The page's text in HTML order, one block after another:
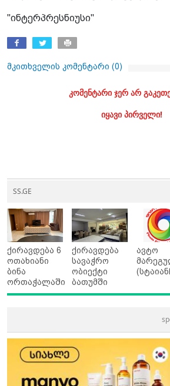
"ინტერპრესნიუსი"
მკითხველის კომენტარი (0)
კომენტარი ჯერ არ
იყავი პირველი!
SS.GE
ქირავდება 6
ოთახიანი
ბინა
ორთაჭალაში
ქირავდება
სავაჭრო
ობიექტი
ბათუმში
ავტო